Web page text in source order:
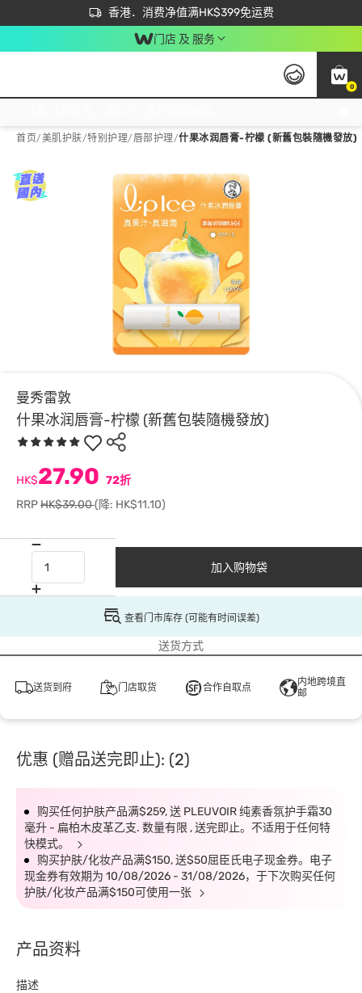
香港．消费净值满HK$399免运费
立即成为易赏钱会员尽享独家优惠
首次APP下单买满$450 输入 NEWAPP 即减$50
门店 及 服务
0
首页/美肌护肤/特别护理/唇部护理/什果冰润唇膏-柠檬 (新舊包裝隨機發放)
曼秀雷敦
什果冰润唇膏-柠檬 (新舊包裝隨機發放)
HK$27.90 72折
RRPHK$39.00(降: HK$11.10)
加入购物袋
查看门市库存 (可能有时间误差)
送货方式
送货到府 门店取货 合作自取点
内地跨境直
邮
优惠 (赠品送完即止): (2)
购买任何护肤产品满$259, 送 PLEUVOIR 纯素香氛护手霜30
毫升 - 扁柏木皮革乙支. 数量有限 , 送完即止。不适用于任何特
快模式。
购买护肤/化妆产品满$150, 送$50屈臣氏电子现金券。电子
现金券有效期为 10/08/2026 - 31/08/2026，于下次购买任何
护肤/化妆产品满$150可使用一张
产品资料
描述